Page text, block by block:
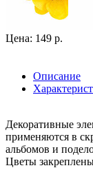
Цена: 149 р.
Описание
Декоративные
применяются в
альбомов и
Цветы закреплены